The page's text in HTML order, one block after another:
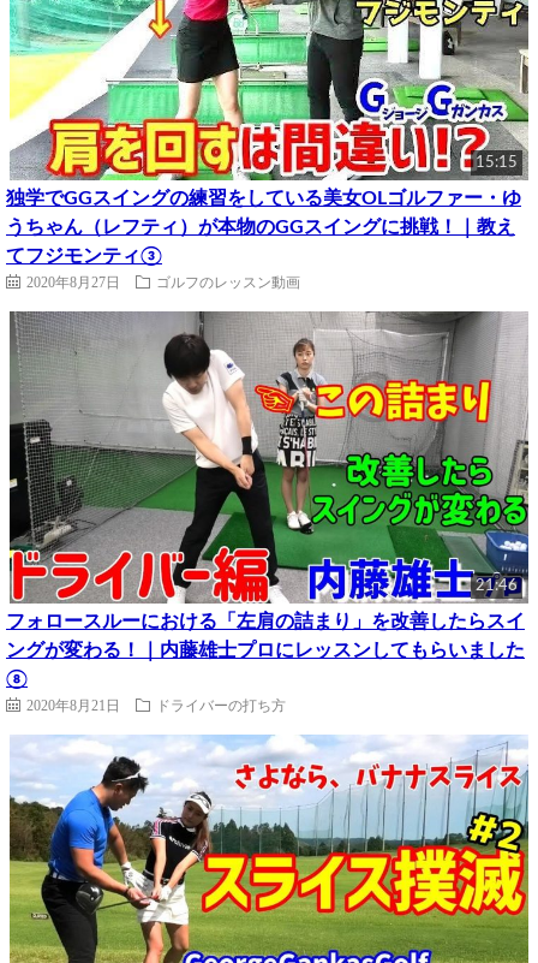
15:15
独学でGGスイングの練習をしている美女OLゴルファー・ゆ
うちゃん（レフティ）が本物のGGスイングに挑戦！｜教え
てフジモンティ③
2020年8月27日 ゴルフのレッスン動画
21:46
フォロースルーにおける「左肩の詰まり」を改善したらスイ
ングが変わる！｜内藤雄士プロにレッスンしてもらいました
⑧
2020年8月21日 ドライバーの打ち方